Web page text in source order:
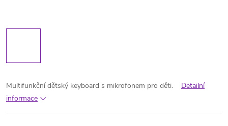
Multifunkční dětský keyboard s mikrofonem pro děti.
Detailní
informace